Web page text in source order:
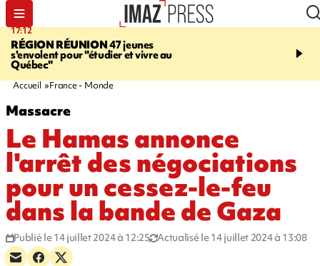
17:12
RÉGION RÉUNION47 jeunes
s'envolent pour "étudier et vivre au
Québec"
19:05
chute de 6 mètres lors
Accueil France - Monde
Massacre
Le Hamas annonce
l'arrêt des négociations
pour un cessez-le-feu
dans la bande de Gaza
Publié le 14 juillet 2024 à 12:25 Actualisé le 14 juillet 2024 à 13:08